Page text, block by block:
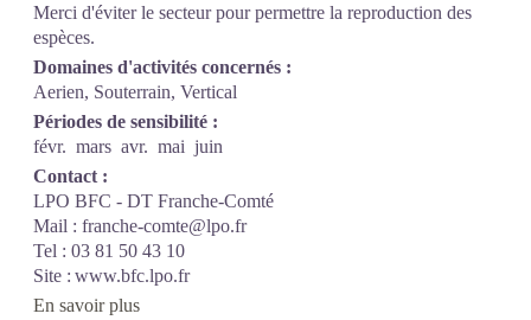
Merci d'éviter le secteur pour permettre la reproduction des
espèces.
Domaines d'activités concernés :
Aerien, Souterrain, Vertical
Périodes de sensibilité :
févr. mars avr. mai juin
Contact :
LPO BFC - DT Franche-Comté
Mail : franche-comte@lpo.fr
Tel : 03 81 50 43 10
Site : www.bfc.lpo.fr
En savoir plus